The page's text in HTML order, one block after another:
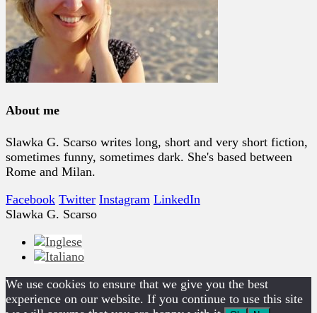
About me
Slawka G. Scarso writes long, short and very short fiction,
sometimes funny, sometimes dark. She's based between
Rome and Milan.
Facebook Twitter Instagram LinkedIn
Slawka G. Scarso
We use cookies to ensure that we give you the best
experience on our website. If you continue to use this site